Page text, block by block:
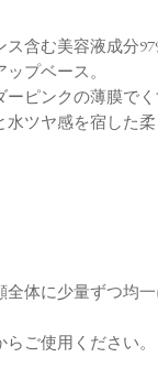
含む美容液成分
プベース。
ーピンクの薄膜で
ツヤ感を宿した柔
全体に少量ずつ均
ご使用ください。